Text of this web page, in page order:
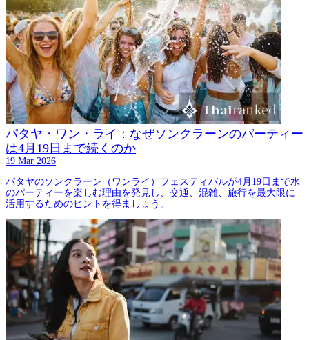
パタヤ・ワン・ライ：なぜソンクラーンのパーティー
は4月19日まで続くのか
19 Mar 2026
パタヤのソンクラーン（ワンライ）フェスティバルが4月19日まで水
のパーティーを楽しむ理由を発見し、交通、混雑、旅行を最大限に
活用するためのヒントを得ましょう。